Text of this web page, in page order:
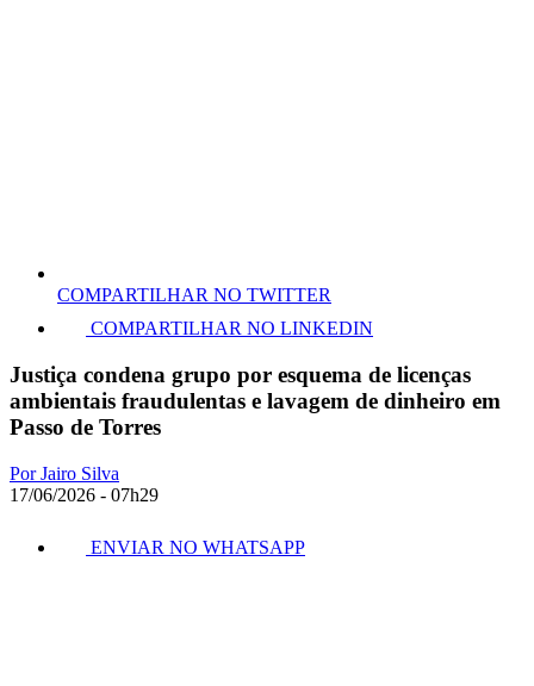
COMPARTILHAR NO TWITTER
COMPARTILHAR NO LINKEDIN
Justiça condena grupo por esquema de licenças
ambientais fraudulentas e lavagem de dinheiro em
Passo de Torres
Por Jairo Silva
17/06/2026 - 07h29
ENVIAR NO WHATSAPP